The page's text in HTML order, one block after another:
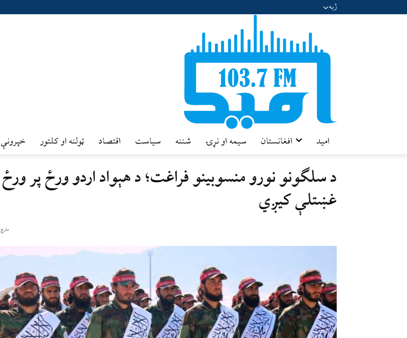
ژبه
امید افغانستان سیمه او نړۍ شننه سیاست اقتصاد ټولنه او کلتور خپرونې
د سلګونو نورو منسوبینو فراغت؛ د هېواد اردو ورځ پر ورځ
غښتلې کیږي
مارچ 21, 2025